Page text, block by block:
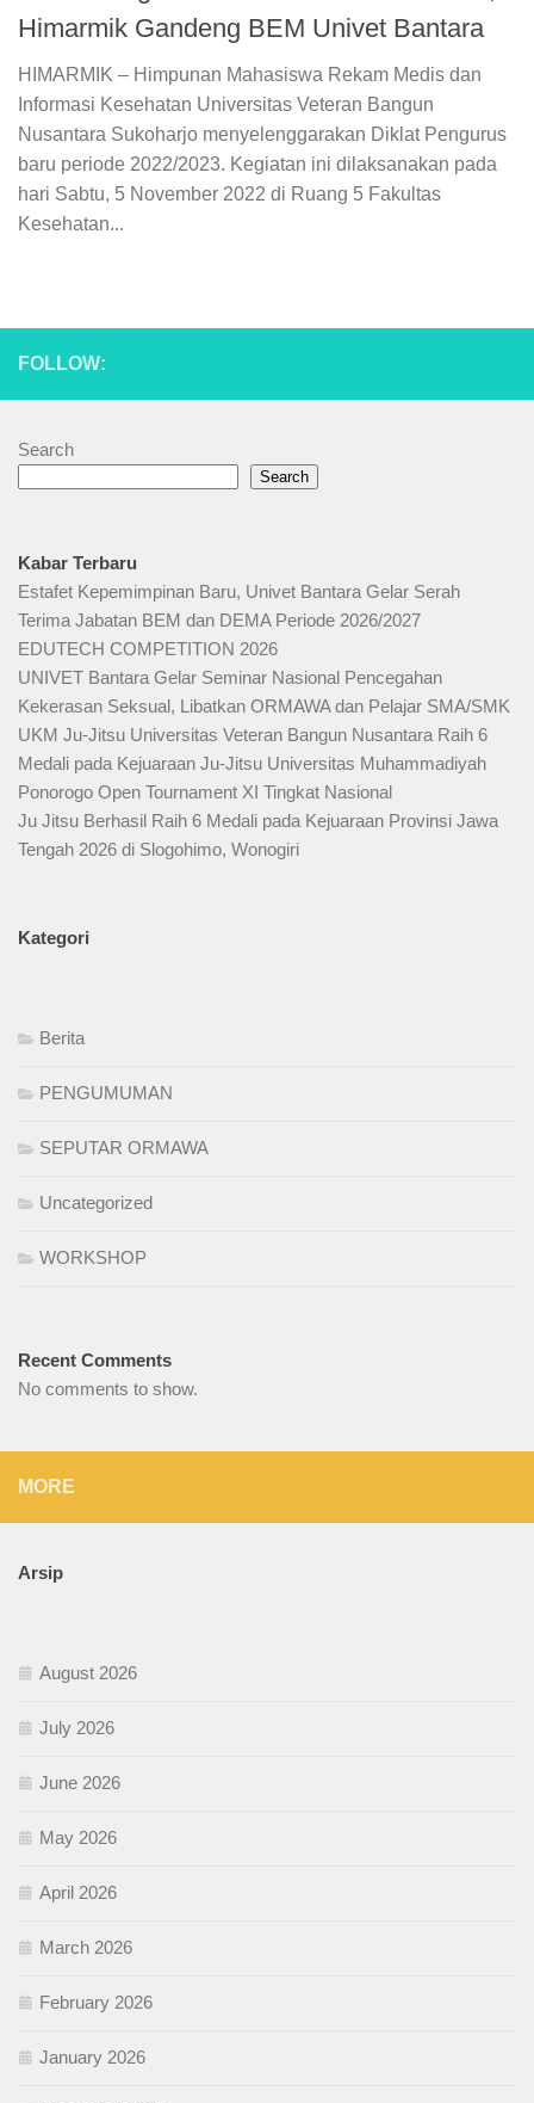
Himarmik Gandeng BEM Univet Bantara
HIMARMIK – Himpunan Mahasiswa Rekam Medis dan
Informasi Kesehatan Universitas Veteran Bangun
Nusantara Sukoharjo menyelenggarakan Diklat Pengurus
baru periode 2022/2023. Kegiatan ini dilaksanakan pada
hari Sabtu, 5 November 2022 di Ruang 5 Fakultas
Kesehatan...
FOLLOW:
Search
Search
Kabar Terbaru
Estafet Kepemimpinan Baru, Univet Bantara Gelar Serah
Terima Jabatan BEM dan DEMA Periode 2026/2027
EDUTECH COMPETITION 2026
UNIVET Bantara Gelar Seminar Nasional Pencegahan
Kekerasan Seksual, Libatkan ORMAWA dan Pelajar SMA/SMK
UKM Ju-Jitsu Universitas Veteran Bangun Nusantara Raih 6
Medali pada Kejuaraan Ju-Jitsu Universitas Muhammadiyah
Ponorogo Open Tournament XI Tingkat Nasional
Ju Jitsu Berhasil Raih 6 Medali pada Kejuaraan Provinsi Jawa
Tengah 2026 di Slogohimo, Wonogiri
Kategori
Berita
PENGUMUMAN
SEPUTAR ORMAWA
Uncategorized
WORKSHOP
Recent Comments
No comments to show.
MORE
Arsip
August 2026
July 2026
June 2026
May 2026
April 2026
March 2026
February 2026
January 2026